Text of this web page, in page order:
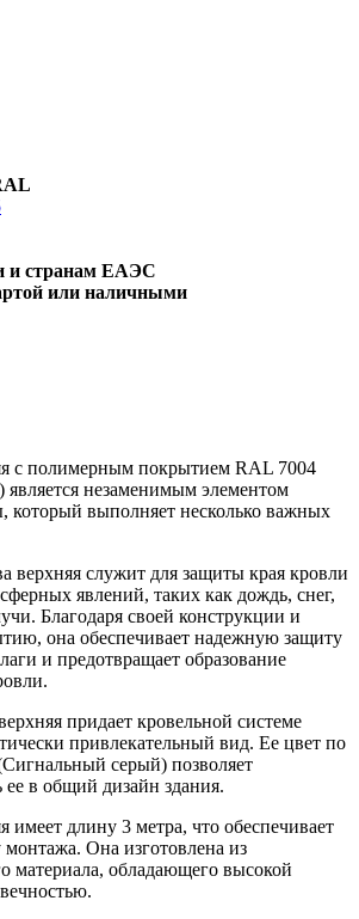
и странам ЕАЭС
или наличными
с полимерным покрытием RAL 7004
незаменимым элементом
который выполняет несколько важных
верхняя служит для защиты края кровли
явлений, таких как дождь, снег,
Благодаря своей конструкции и
она обеспечивает надежную защиту
и предотвращает образование
придает кровельной системе
привлекательный вид. Ее цвет по
серый) позволяет
в общий дизайн здания.
имеет длину 3 метра, что обеспечивает
монтажа. Она изготовлена из
материала, обладающего высокой